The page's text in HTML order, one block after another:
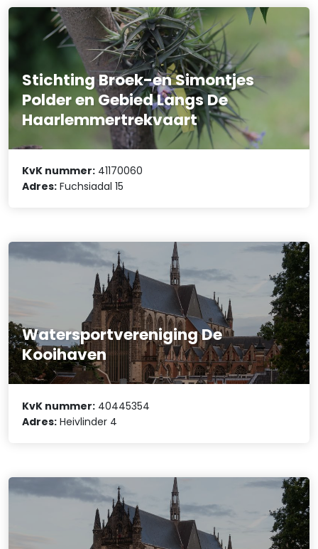
Stichting Broek-en Simontjes
Polder en Gebied Langs De
Haarlemmertrekvaart
KvK nummer: 41170060
Adres: Fuchsiadal 15
Watersportvereniging De
Kooihaven
KvK nummer: 40445354
Adres: Heivlinder 4